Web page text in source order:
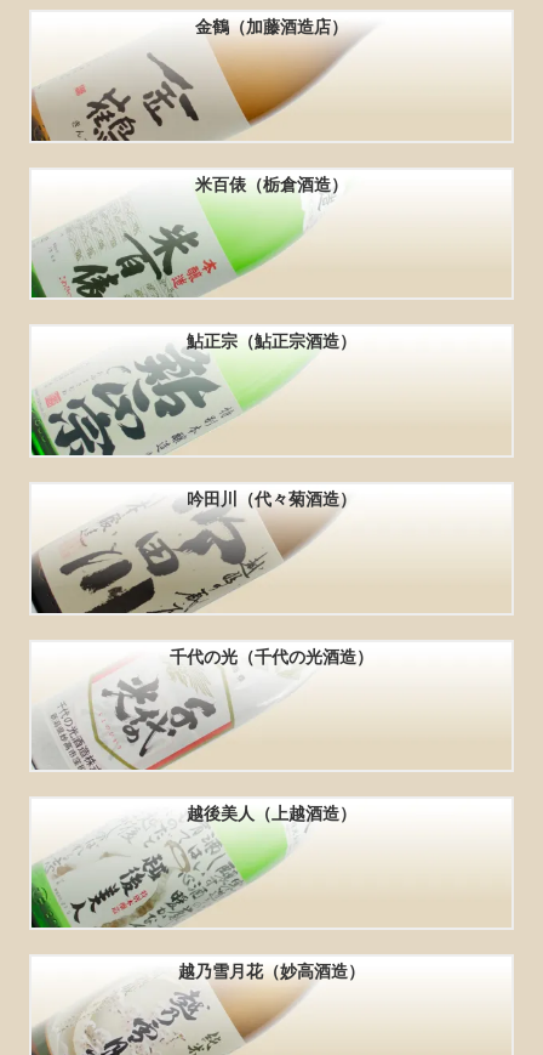
金鶴（加藤酒造店）
米百俵（栃倉酒造）
鮎正宗（鮎正宗酒造）
吟田川（代々菊酒造）
千代の光（千代の光酒造）
越後美人（上越酒造）
越乃雪月花（妙高酒造）